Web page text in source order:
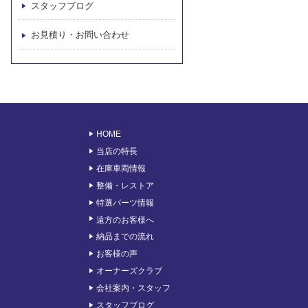
スタッフブログ
お見積り・お問い合わせ
HOME
当店の特長
在庫車両情報
整備・レストア
特選パーツ情報
遠方のお客様へ
納品までの流れ
お客様の声
オーナーズクラブ
会社案内・スタッフ
スタッフブログ